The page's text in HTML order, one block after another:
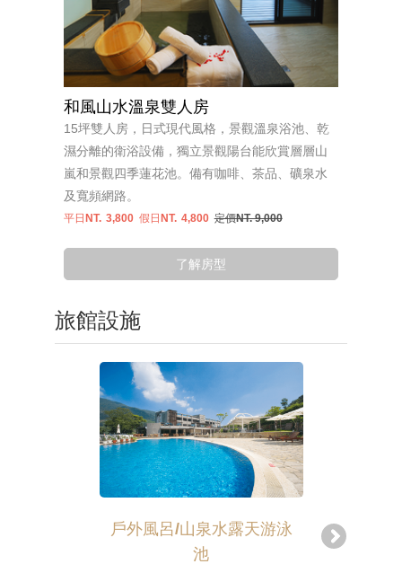
和風山水溫泉雙人房
15坪雙人房，日式現代風格，景觀溫泉浴池、乾
濕分離的衛浴設備，獨立景觀陽台能欣賞層層山
嵐和景觀四季蓮花池。備有咖啡、茶品、礦泉水
及寬頻網路。
平日NT. 3,800 假日NT. 4,800定價NT. 9,000
了解房型
旅館設施
戶外風呂/山泉水露天游泳
池